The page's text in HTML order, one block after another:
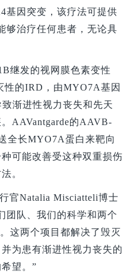
因突变，该疗法可提供
够治疗任何患者，无论具
继发的视网膜色素变性
性的IRD，由MYO7A基因
渐进性视力丧失和先天
AAVantgarde的AAVB-
全长MYO7A蛋白来靶向
可能改善受这种双重损伤
。
官Natalia Misciatteli博士
团队、我们的科学和两个
这两个项目都解决了毁灭
为患有渐进性视力丧失的
望。”